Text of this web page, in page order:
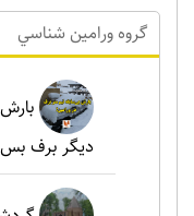
گروه ورامين شناسي
دیگر برف